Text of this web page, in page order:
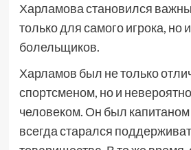
Харламова становился
только для самого игрока, но
болельщиков.
Харламов был не только
спортсменом, но и
человеком. Он был
всегда старался